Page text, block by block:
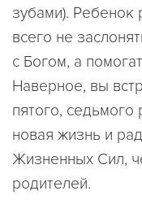
зубами). Ребенок
всего не
с Богом, а
Наверное, вы
пятого,
новая жизнь и
Жизненных Сил,
родителей.